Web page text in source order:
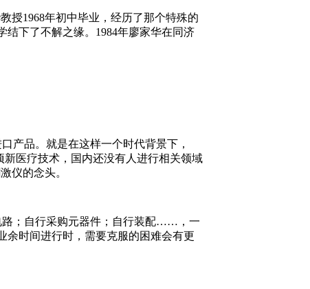
1968年初中毕业，经历了那个特殊的
下了不解之缘。1984年廖家华在同济
品。就是在这样一个时代背景下，
新医疗技术，国内还没有人进行相关领域
仪的念头。
；自行采购元器件；自行装配……，一
余时间进行时，需要克服的困难会有更